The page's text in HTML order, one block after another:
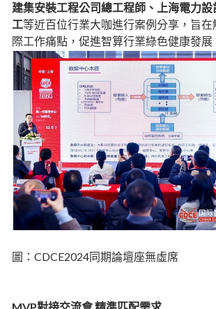
建集安裝工程公司總工程師、上海電力
工等近百位行業大咖進行案例分享，旨
際工作痛點，促進智算行業綠色健康發展
圖：CDCE2024同期論壇座無虛席